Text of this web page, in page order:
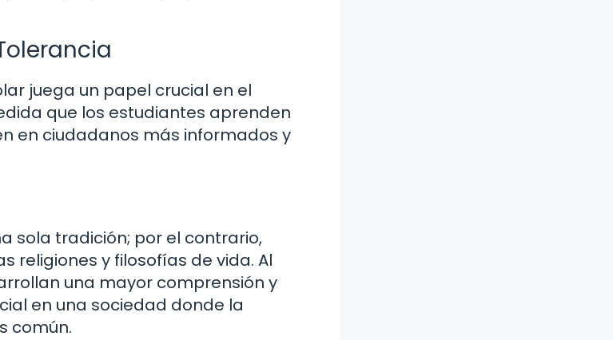
juega un papel crucial en el
que los estudiantes aprenden
en ciudadanos más informados y
sola tradición; por el contrario,
religiones y filosofías de vida. Al
una mayor comprensión y
en una sociedad donde la
común.